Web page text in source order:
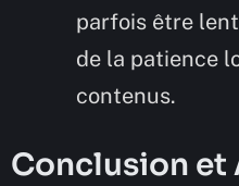
parfois être
de la patience
contenus.
Conclusion et